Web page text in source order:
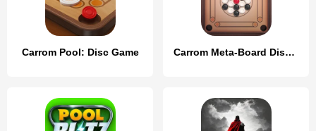
Carrom Pool: Disc Game Carrom Meta-Board Disc Game